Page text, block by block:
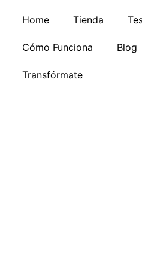
Home Tienda
Cómo Funciona Blog
Transfórmate